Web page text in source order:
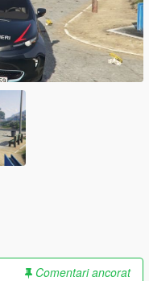
Comentari ancorat